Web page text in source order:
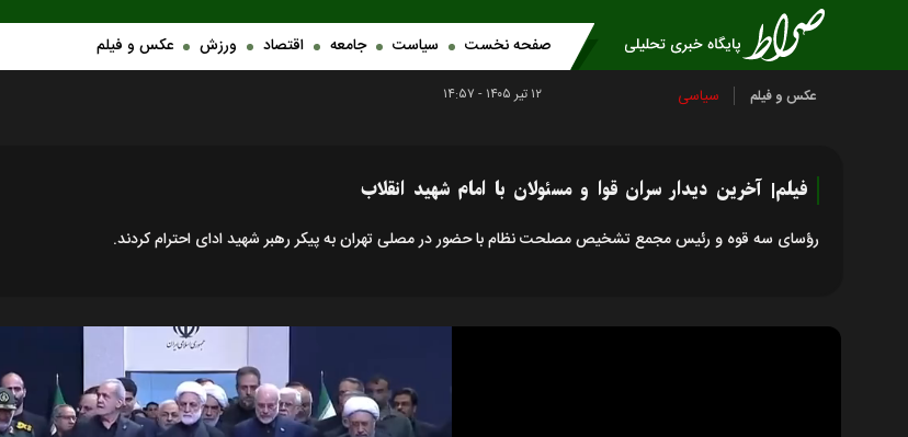
صفحه نخست سیاست جامعه اقتصاد ورزش عکس و فیلم
عکس و فیلم سیاسی ۱۲ تير ۱۴۰۵ - ۱۴:۵۷
فیلم| آخرین دیدار سران قوا و مسئولان با امام شهید انقلاب
رؤسای سه قوه و رئیس مجمع تشخیص مصلحت نظام با حضور در مصلی تهران به پیکر رهبر شهید ادای احترام کردند.